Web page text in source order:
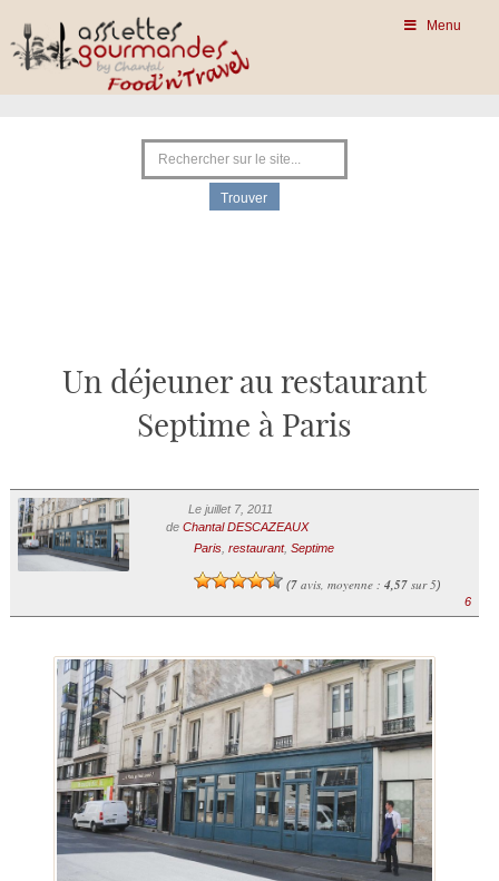
Menu
Un déjeuner au restaurant
Septime à Paris
Le juillet 7, 2011
de Chantal DESCAZEAUX
Paris, restaurant, Septime
(7avis, moyenne : 4,57sur 5)
6